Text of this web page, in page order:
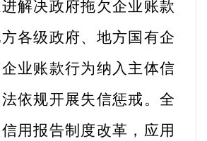
解决政府拖欠企业账款
各级政府、地方国有企
业账款行为纳入主体信
依规开展失信惩戒 。全
用报告制度改革，应用